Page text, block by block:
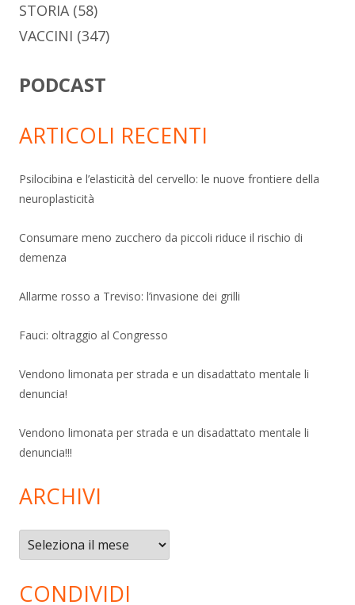
STORIA(58)
VACCINI (347)
PODCAST
ARTICOLI RECENTI
Psilocibina e l’elasticità del cervello: le nuove frontiere della
neuroplasticità
Consumare meno zucchero da piccoli riduce il rischio di
demenza
Allarme rosso a Treviso: l’invasione dei grilli
Fauci: oltraggio al Congresso
Vendono limonata per strada e un disadattato mentale li
denuncia!
Vendono limonata per strada e un disadattato mentale li
denuncia!!!
ARCHIVI
Archivi
CONDIVIDI